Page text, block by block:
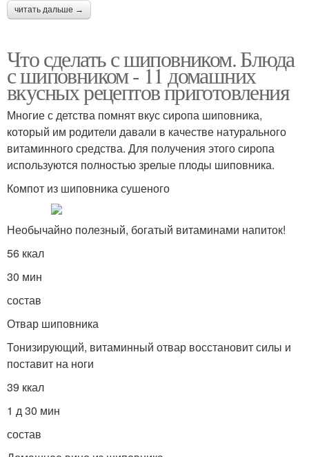
читать дальше →
Что сделать с шиповником. Блюда
с шиповником - 11 домашних
вкусных рецептов приготовления
Многие с детства помнят вкус сиропа шиповника,
который им родители давали в качестве натурального
витаминного средства. Для получения этого сиропа
используются полностью зрелые плоды шиповника.
Компот из шиповника сушеного
Необычайно полезный, богатый витаминами напиток!
56 ккал
30 мин
состав
Отвар шиповника
Тонизирующий, витаминный отвар восстановит силы и
поставит на ноги
39 ккал
1 д 30 мин
состав